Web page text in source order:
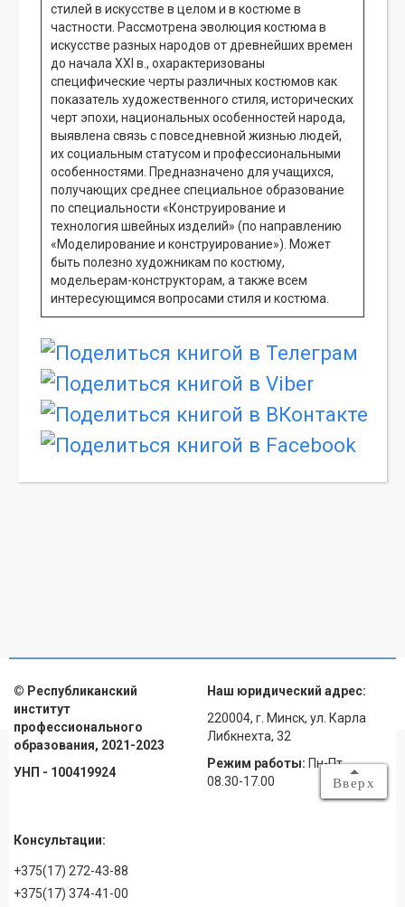
стилей в искусстве в целом и в костюме в
частности. Рассмотрена эволюция костюма в
искусстве разных народов от древнейших времен
до начала ХХI в., охарактеризованы
специфические черты различных костюмов как
показатель художественного стиля, исторических
черт эпохи, национальных особенностей народа,
выявлена связь с повседневной жизнью людей,
их социальным статусом и профессиональными
особенностями. Предназначено для учащихся,
получающих среднее специальное образование
по специальности «Конструирование и
технология швейных изделий» (по направлению
«Моделирование и конструирование»). Может
быть полезно художникам по костюму,
модельерам-конструкторам, а также всем
интересующимся вопросами стиля и костюма.
Вверх
© Республиканский
институт
профессионального
образования, 2021-2023
УНП - 100419924
Наш юридический адрес:
220004, г. Минск, ул. Карла
Либкнехта, 32
Режим работы: Пн-Пт
08.30-17.00
Консультации:
+375(17) 272-43-88
+375(17) 374-41-00